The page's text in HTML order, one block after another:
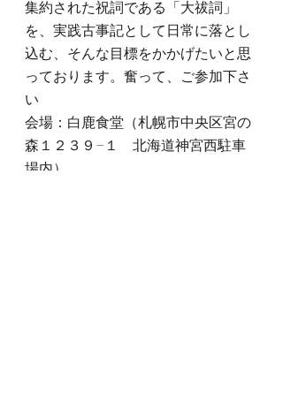
集約された祝詞である「大祓詞」
を、実践古事記として日常に落とし
込む、そんな目標をかかげたいと思
っております。奮って、ご参加下さ
い
会場：白鹿食堂（札幌市中央区宮の
森１２３９−１　北海道神宮西駐車
場内）